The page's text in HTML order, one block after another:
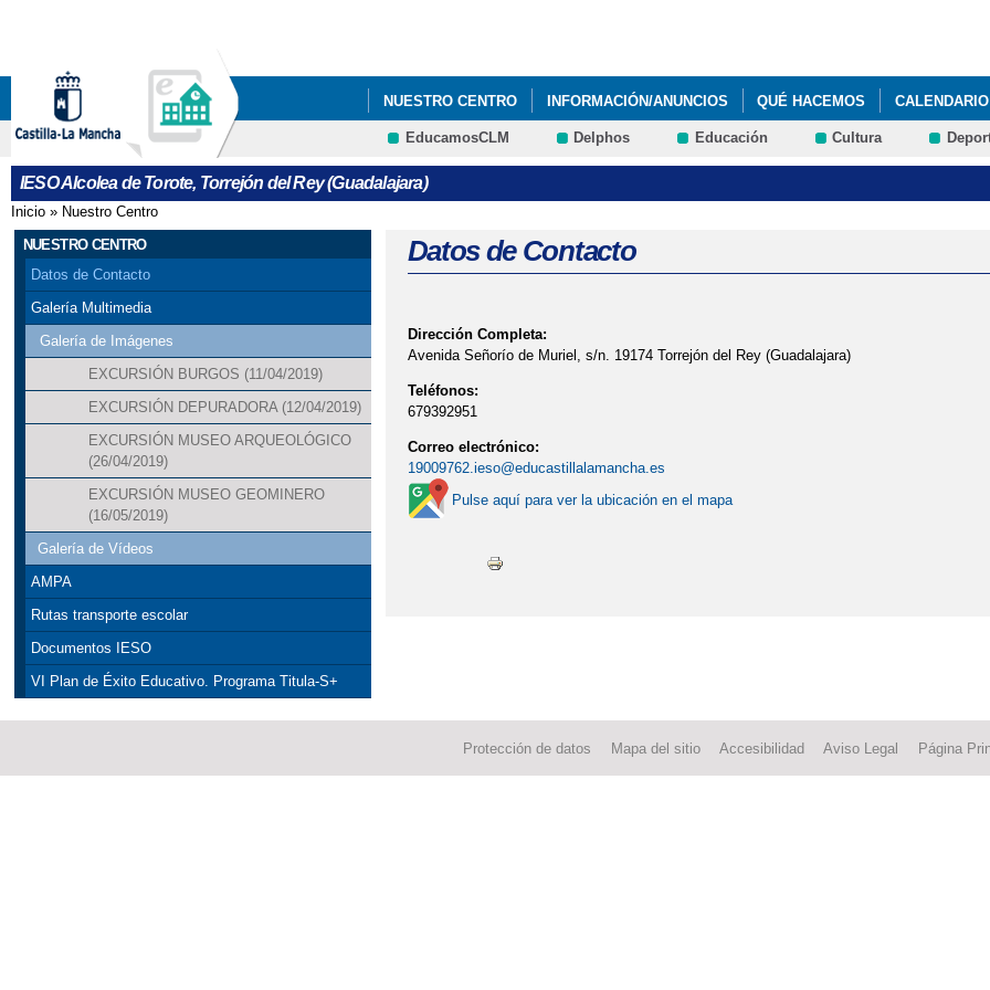
NUESTRO CENTRO INFORMACIÓN/ANUNCIOS QUÉ HACEMOS
EducamosCLM Delphos Educación Cultura
IESO Alcolea de Torote, Torrejón del Rey (Guadalajara)
Se encuentra usted aquí
Inicio » Nuestro Centro
NUESTRO CENTRO
Datos de Contacto
Galería Multimedia
Galería de Imágenes
EXCURSIÓN BURGOS (11/04/2019)
EXCURSIÓN DEPURADORA (12/04/2019)
EXCURSIÓN MUSEO ARQUEOLÓGICO
(26/04/2019)
EXCURSIÓN MUSEO GEOMINERO
(16/05/2019)
Galería de Vídeos
AMPA
Rutas transporte escolar
Documentos IESO
VI Plan de Éxito Educativo. Programa Titula-S+
Datos de Contacto
Dirección Completa:
Avenida Señorío de Muriel, s/n. 19174 Torrejón del Rey (Guadalajara)
Teléfonos:
679392951
Correo electrónico:
19009762.ieso@educastillalamancha.es
Pulse aquí para ver la ubicación en el mapa
Protección de datos Mapa del sitio Accesibilidad Aviso Legal Página